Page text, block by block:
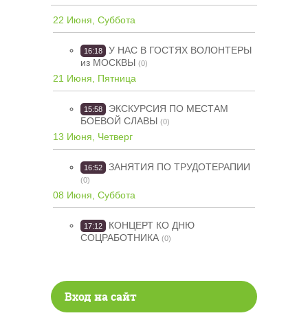
22 Июня, Суббота
16:18
У НАС В ГОСТЯХ ВОЛОНТЕРЫ
из МОСКВЫ (0)
21 Июня, Пятница
15:58
ЭКСКУРСИЯ ПО МЕСТАМ
БОЕВОЙ СЛАВЫ (0)
13 Июня, Четверг
16:52 ЗАНЯТИЯ ПО ТРУДОТЕРАПИИ
(0)
08 Июня, Суббота
17:12
КОНЦЕРТ КО ДНЮ
СОЦРАБОТНИКА (0)
Вход на сайт